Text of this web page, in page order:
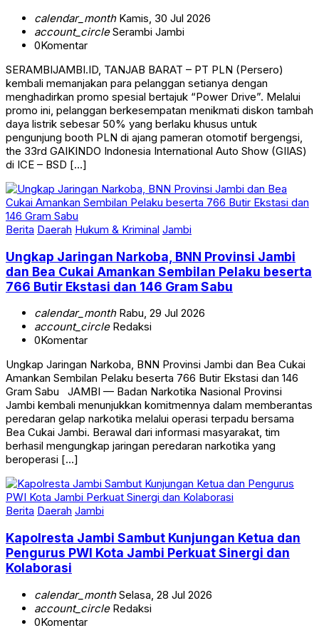
calendar_monthKamis, 30 Jul 2026
account_circleSerambi Jambi
0Komentar
SERAMBIJAMBI.ID, TANJAB BARAT – PT PLN (Persero)
kembali memanjakan para pelanggan setianya dengan
menghadirkan promo spesial bertajuk “Power Drive”. Melalui
promo ini, pelanggan berkesempatan menikmati diskon tambah
daya listrik sebesar 50% yang berlaku khusus untuk
pengunjung booth PLN di ajang pameran otomotif bergengsi,
the 33rd GAIKINDO Indonesia International Auto Show (GIIAS)
di ICE – BSD […]
Berita Daerah Hukum & Kriminal Jambi
Ungkap Jaringan Narkoba, BNN Provinsi Jambi
dan Bea Cukai Amankan Sembilan Pelaku beserta
766 Butir Ekstasi dan 146 Gram Sabu
calendar_monthRabu, 29 Jul 2026
account_circleRedaksi
0Komentar
Ungkap Jaringan Narkoba, BNN Provinsi Jambi dan Bea Cukai
Amankan Sembilan Pelaku beserta 766 Butir Ekstasi dan 146
Gram Sabu JAMBI — Badan Narkotika Nasional Provinsi
Jambi kembali menunjukkan komitmennya dalam memberantas
peredaran gelap narkotika melalui operasi terpadu bersama
Bea Cukai Jambi. Berawal dari informasi masyarakat, tim
berhasil mengungkap jaringan peredaran narkotika yang
beroperasi […]
Berita Daerah Jambi
Kapolresta Jambi Sambut Kunjungan Ketua dan
Pengurus PWI Kota Jambi Perkuat Sinergi dan
Kolaborasi
calendar_monthSelasa, 28 Jul 2026
account_circleRedaksi
0Komentar